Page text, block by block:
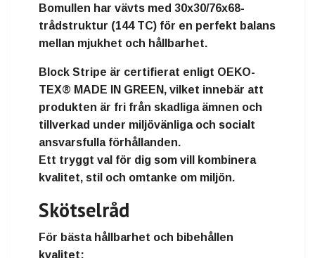
Bomullen har vävts med 30x30/76x68-
trådstruktur (144 TC) för en perfekt balans
mellan mjukhet och hållbarhet.
Block Stripe är certifierat enligt OEKO-
TEX® MADE IN GREEN , vilket innebär att
produkten är fri från skadliga ämnen och
tillverkad under miljövänliga och socialt
ansvarsfulla förhållanden.
Ett tryggt val för dig som vill kombinera
kvalitet, stil och omtanke om miljön.
Skötselråd
För bästa hållbarhet och bibehållen
kvalitet: